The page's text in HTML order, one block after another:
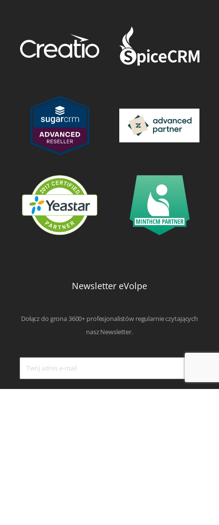
Newsletter eVolpe
Dołącz do grona 3600+ profesjonalistów regularnie czytających
nasz Newsletter.